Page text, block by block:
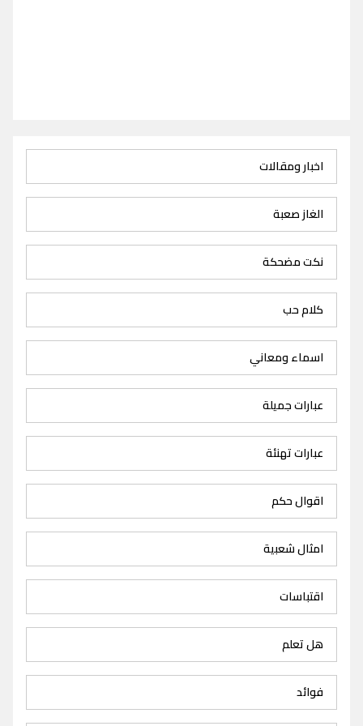
اخبار ومقالات
الغاز صعبة
نكت مضحكة
كلام حب
اسماء ومعاني
عبارات جميلة
عبارات تهنئة
اقوال حكم
امثال شعبية
اقتباسات
هل تعلم
فوائد